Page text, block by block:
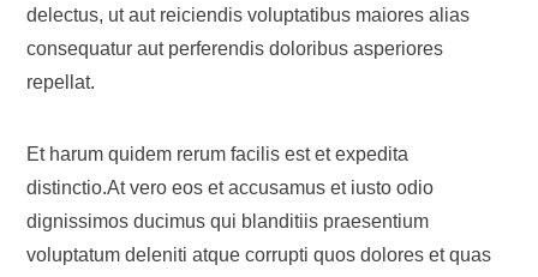
delectus, ut aut reiciendis voluptatibus maiores alias
consequatur aut perferendis doloribus asperiores
repellat.
Et harum quidem rerum facilis est et expedita
distinctio.At vero eos et accusamus et iusto odio
dignissimos ducimus qui blanditiis praesentium
voluptatum deleniti atque corrupti quos dolores et quas